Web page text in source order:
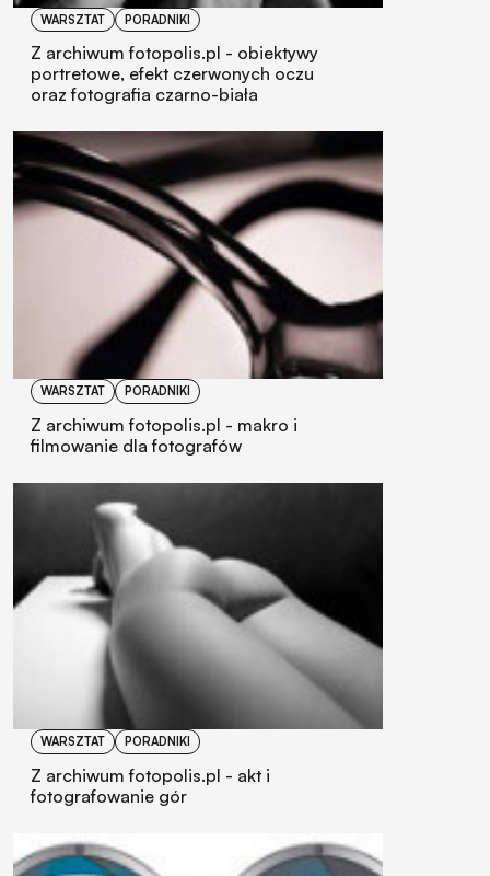
WARSZTAT PORADNIKI
Z archiwum fotopolis.pl - obiektywy
portretowe, efekt czerwonych oczu
oraz fotografia czarno-biała
WARSZTAT PORADNIKI
Z archiwum fotopolis.pl - makro i
filmowanie dla fotografów
WARSZTAT PORADNIKI
Z archiwum fotopolis.pl - akt i
fotografowanie gór